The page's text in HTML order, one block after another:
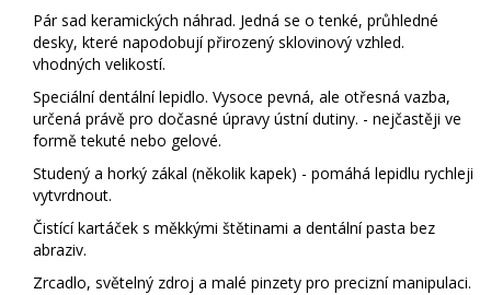
Pár sad keramických náhrad. Jedná se o tenké, průhledné
desky, které napodobují přirozený sklovinový vzhled.
vhodných velikostí.
Speciálnídentální lepidlo. Vysoce pevná, ale otřesná vazba,
určená právě pro dočasné úpravy ústní dutiny. - nejčastěji ve
formě tekuté nebo gelové.
Studený a horký zákal (několik kapek) - pomáhá lepidlu rychleji
vytvrdnout.
Čistící kartáček s měkkými štětinami a dentální pasta bez
abraziv.
Zrcadlo, světelný zdroj a malé pinzety pro precizní manipulaci.